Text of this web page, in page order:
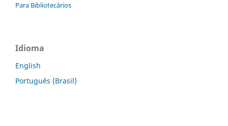
Para Bibliotecários
Idioma
English
Português (Brasil)